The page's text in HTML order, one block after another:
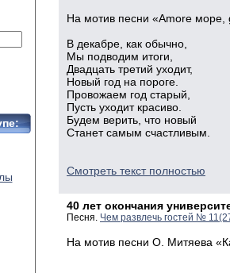
На мотив песни «Amore
В декабре, как обычно,
Мы подводим итоги,
Двадцать третий уходит,
Новый год на пороге.
Провожаем год старый,
Пусть уходит красиво.
Будем верить, что новый
Станет самым счастливым.
Смотреть текст полностью
40 лет окончания
Песня. Чем развлечь гостей №
На мотив песни О. Митяева